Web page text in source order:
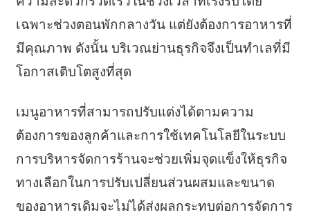
เฉพาะช่วงตอนพักกลางวัน แต่ยังต้องการอาหารที่
มีคุณภาพ ดังนั้น บริเวณย่านธุรกิจจึงเป็นทำเลที่มี
โอกาสเติบโตสูงที่สุด
เมนูอาหารที่สามารถปรับแต่งได้ตามความ
ต้องการของลูกค้าและการใช้เทคโนโลยีในระบบ
การบริหารจัดการร้านจะช่วยเพิ่มจุดแข็งให้ธุรกิจ
ทางเลือกในการปรับเปลี่ยนส่วนผสมและขนาด
ของอาหารเดิมจะไม่ได้ส่งผลกระทบต่อการจัดการ